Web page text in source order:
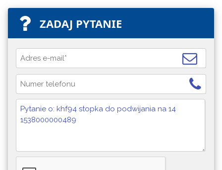
ZADAJ PYTANIE